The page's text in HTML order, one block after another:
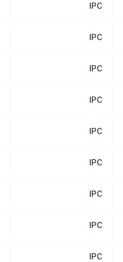
IPC
IPC
IPC
IPC
IPC
IPC
IPC
IPC
IPC